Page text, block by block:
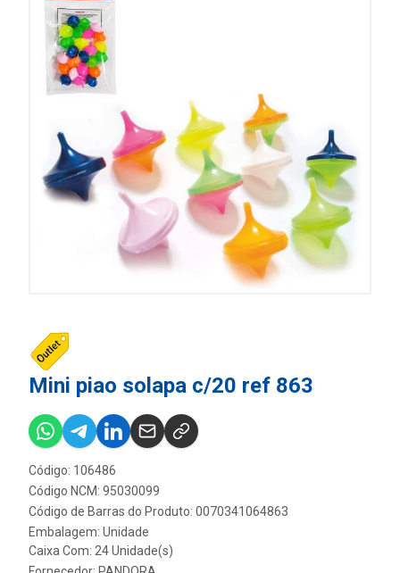
Mini piao solapa c/20 ref 863
Código: 106486
Código NCM: 95030099
Código de Barras do Produto: 0070341064863
Embalagem: Unidade
Caixa Com: 24 Unidade(s)